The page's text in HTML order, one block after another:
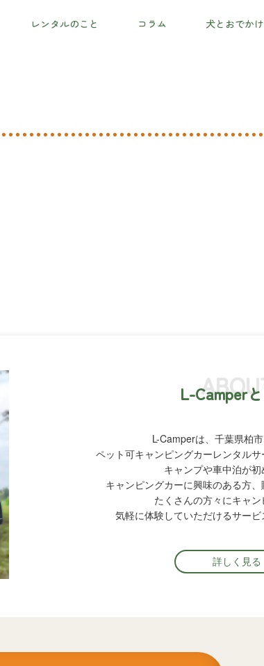
レンタルのこと コラム 犬とおでかけ
L-Camper
L-Camperは、千葉県柏
ペット可キャンピングカーレンタルサ
キャンプや車中泊が
キャンピングカーに興味のある方、
たくさんの方々にキャ
気軽に体験していただけるサービ
詳しく見る